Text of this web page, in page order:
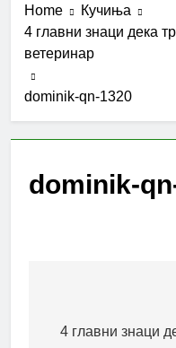
Home
Кучиња
4 главни знаци дека
ветеринар
dominik-qn-1320
dominik-
navigation
4 главни знаци